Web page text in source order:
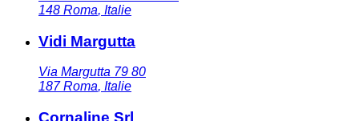
148 Roma, Italie
Vidi Margutta
Via Margutta 79 80
187 Roma, Italie
Cornaline Srl